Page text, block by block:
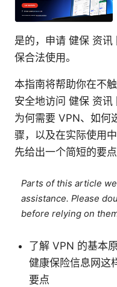
是的，申请 健保 资
保合法使用。
本指南将帮助你在不
安全地访问 健保 资讯
为何需要 VPN、如何
骤，以及在实际使用
先给出一个简短的要
Parts of this article
assistance. Please
before relying on
了解 VPN 的基本
健康保险信息网这
要点